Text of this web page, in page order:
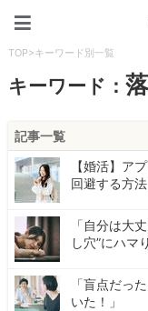
TOP>キーワード別一覧
キーワード：
記事一覧
【婚活】ア
回避する方法
「自分は大
し穴”にハマ
「盲点だっ
いた！」